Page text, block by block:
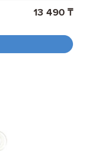
13 490 ₸